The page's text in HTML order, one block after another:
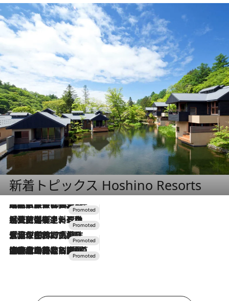
新着トピックス Hoshino Resorts
2026.7.31
【ホテル帰省】という選択肢をOMOが提案。家族とほどよい距離を保つには「昼は実家、夜は気兼ねなくホテルで！」
2026.7.24
【夏限定ディナーコース】旬を迎える稚鮎や花ズッキーニなどをイタリア・トスカーナの郷土料理の手法で満喫！
2026.7.17
「土佐和ハーブかき氷」がOMO7高知に登場！生姜、山椒、大葉など目にも舌にも涼を呼ぶ郷土の味
2026.7.10
NEW OPEN！【界 草津】名湯の地に誕生。趣の異なる2種の温泉と上州ならではの会席・蕎麦割烹など美食を味わう究極の癒やし旅